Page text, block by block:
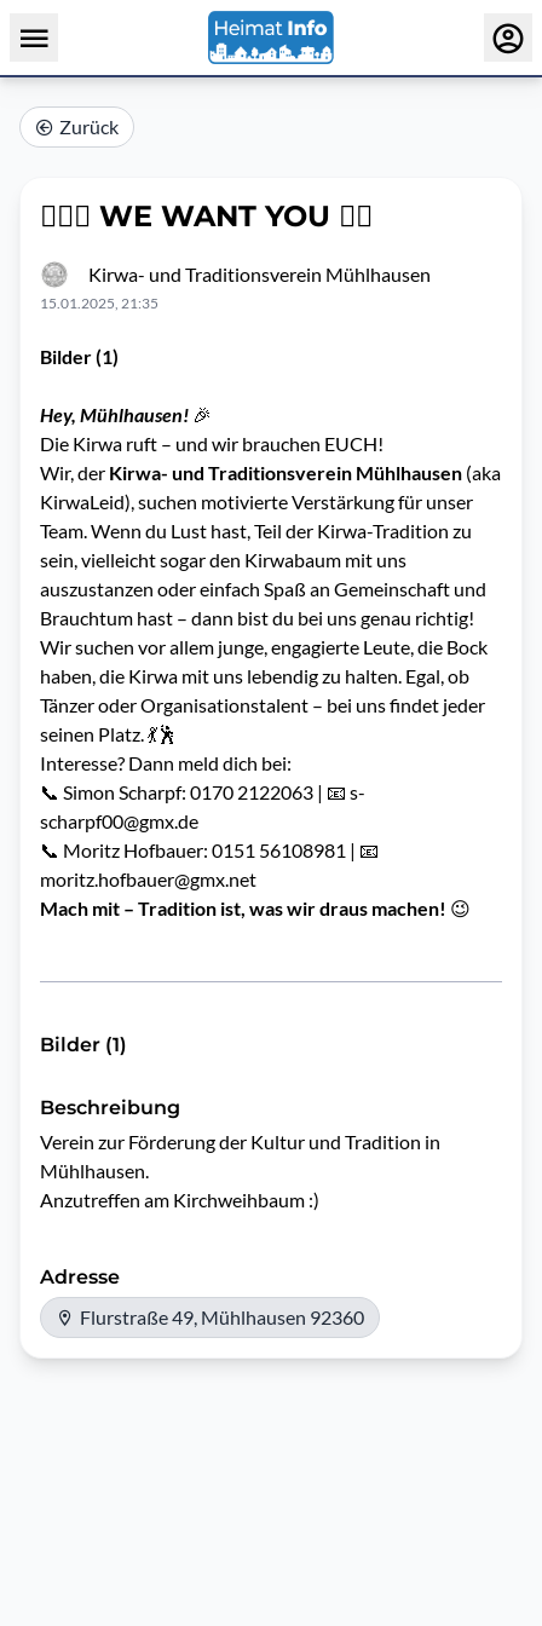
Zurück
🙋🏼‍♂️ WE WANT YOU 👇🏼
Kirwa- und Traditionsverein Mühlhausen
15.01.2025, 21:35
Bilder (1)
Hey, Mühlhausen! 🎉
Die Kirwa ruft – und wir brauchen EUCH!
Wir, der Kirwa- und Traditionsverein Mühlhausen (aka
KirwaLeid), suchen motivierte Verstärkung für unser
Team. Wenn du Lust hast, Teil der Kirwa-Tradition zu
sein, vielleicht sogar den Kirwabaum mit uns
auszustanzen oder einfach Spaß an Gemeinschaft und
Brauchtum hast – dann bist du bei uns genau richtig!
Wir suchen vor allem junge, engagierte Leute, die Bock
haben, die Kirwa mit uns lebendig zu halten. Egal, ob
Tänzer oder Organisationstalent – bei uns findet jeder
seinen Platz. 💃🕺
Interesse? Dann meld dich bei:
📞 Simon Scharpf: 0170 2122063 | 📧 s-
scharpf00@gmx.de
📞 Moritz Hofbauer: 0151 56108981 | 📧
moritz.hofbauer@gmx.net
Mach mit – Tradition ist, was wir draus machen! 😉
Bilder (1)
Beschreibung
Verein zur Förderung der Kultur und Tradition in
Mühlhausen.
Adresse
Flurstraße 49, Mühlhausen 92360